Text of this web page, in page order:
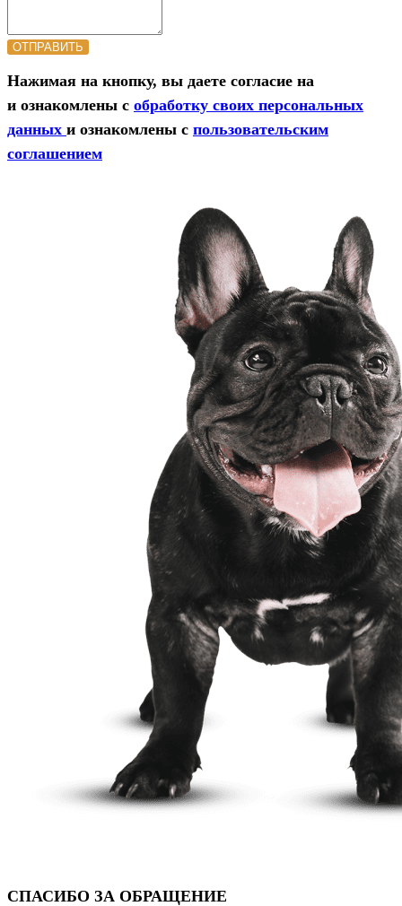
ОТПРАВИТЬ
Нажимая на кнопку, вы даете согласие на
и ознакомлены с обработку своих персональных
данных и ознакомлены с пользовательским
соглашением
СПАСИБО ЗА ОБРАЩЕНИЕ